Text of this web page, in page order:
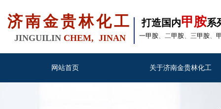
济南金贵林化工 打造国内甲胺系
一甲胺、二甲胺、三甲胺、
JINGUILIN CHEM, JINAN
网站首页 关于济南金贵林化工